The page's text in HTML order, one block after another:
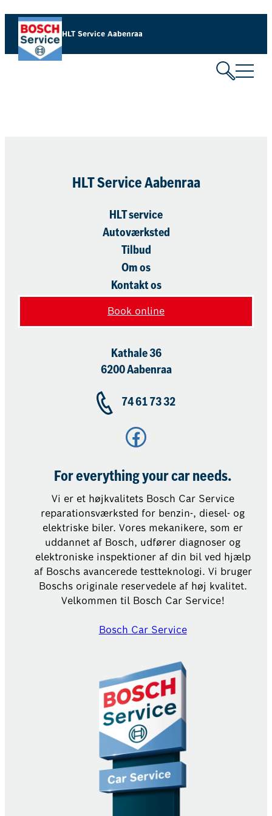
Spring
indhold
HLT Service Aabenraa​
HLT Service Aabenraa​
HLT service
Autoværksted
Tilbud
Om os
Kontakt os
Book online
Kathale 36
6200 Aabenraa
74 61 73 32
Facebook
For everything your car needs.
Vi er et højkvalitets Bosch Car Service
reparationsværksted for benzin-, diesel- og
elektriske biler. Vores mekanikere, som er
uddannet af Bosch, udfører diagnoser og
elektroniske inspektioner af din bil ved hjælp
af Boschs avancerede testteknologi. Vi bruger
Boschs originale reservedele af høj kvalitet.
Velkommen til Bosch Car Service!
Bosch Car Service